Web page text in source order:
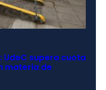
UdeC supera cuota
materia de